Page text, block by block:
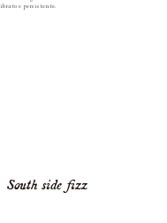
e persistente.
South side fizz